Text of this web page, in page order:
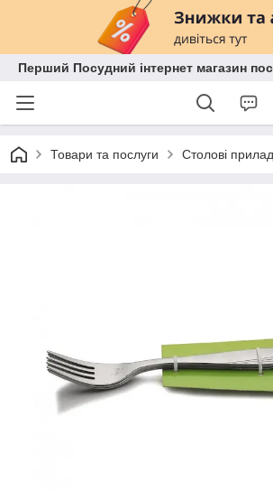
Перший Посудний інтернет магазин
Товари та послуги Столові